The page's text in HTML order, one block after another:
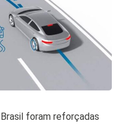
foram reforçadas